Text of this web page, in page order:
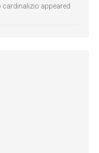
cardinalizio appeared